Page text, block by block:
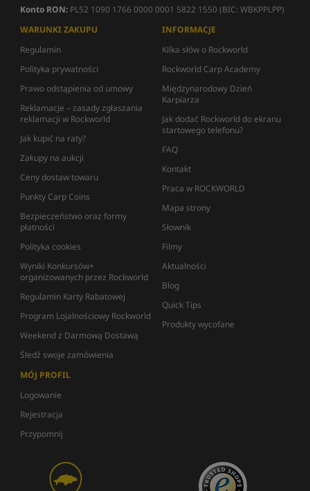
Konto RON: PL52 1090 1766 0000 0001 5822 1550 (BIC: WBKPPLPP)
WARUNKI ZAKUPU
Regulamin
Polityka prywatności
Prawo odstąpienia od umowy
Reklamacje – zasady zgłaszania
reklamacji w Rockworld
Jak kupić na raty?
Zakupy na aukcji
Ceny dostaw towaru
Punkty Carp Coins
Bezpieczeństwo oraz formy
płatności
Polityka cookies
Wyniki Konkursów+
organizowanych przez Rockworld
Regulamin Karty Rabatowej
Program Lojalnościowy Rockworld
Weekend z Darmową Dostawą
Śledź swoje zamówienia
INFORMACJE
Kilka słów o Rockworld
Rockworld Carp Academy
Międzynarodowy Dzień
Karpiarza
Jak dodać Rockworld do ekranu
startowego telefonu?
FAQ
Kontakt
Praca w ROCKWORLD
Mapa strony
Słownik
Filmy
Aktualności
Blog
Quick Tips
Produkty wycofane
MÓJ PROFIL
Logowanie
Rejestracja
Przypomnij